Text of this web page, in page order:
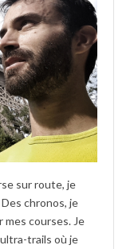
sur route, je
chronos, je
mes courses. Je
trails où je